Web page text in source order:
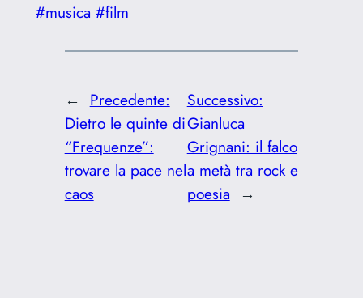
#musica #film
← Precedente:
Dietro le quinte di
“Frequenze”:
trovare la pace nel
caos
Successivo:
Gianluca
Grignani: il falco
a metà tra rock e
poesia →